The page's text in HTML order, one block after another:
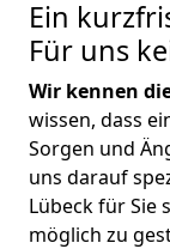
Ein
Für uns
Wir kennen
wissen, dass
Sorgen und
uns darauf
Lübeck für Sie
möglich zu